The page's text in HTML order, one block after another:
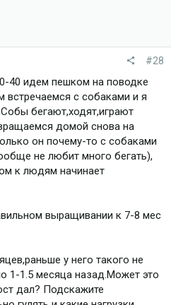
#28
40 идем пешком на поводке
встречаемся с собаками и я
бегают,ходят,играют
домой снова на
он почему-то с собаками
не любит много бегать),
к людям начинает
выращивании к 7-8 мес
у него такого не
1-1.5 месяца назад.Может это
дал? Подскажите